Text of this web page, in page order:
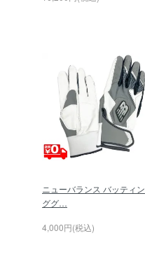
ニューバランス バッティン
ググ…
4,000円(税込)